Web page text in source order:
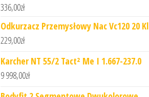
336,00zł
Odkurzacz Przemysłowy Nac Vc120 20 Kl
229,00zł
Karcher NT 55/2 Tact² Me I 1.667-237.0
9 998,00zł